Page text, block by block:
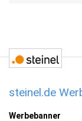
steinel.de
Werbebanner